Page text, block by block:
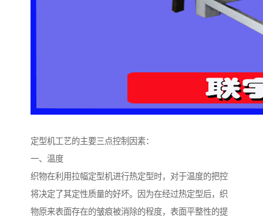
定型机工艺的主要三点控制因素：
一、温度
织物在利用拉幅定型机进行热定型时，对于温度的把控
将决定了其定性质量的好坏。因为在经过热定型后，织
物原来表面存在的皱痕被消除的程度，表面平整性的提